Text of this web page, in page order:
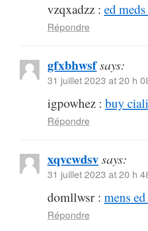
vzqxadzz : ed
Répondre
gfxbhwsfsays:
31 juillet 2023 at 20 h
igpowhez : buy
Répondre
xqvcwdsvsays:
31 juillet 2023 at 20 h
domllwsr : mens
Répondre